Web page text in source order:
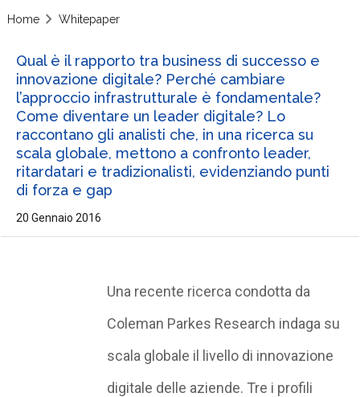
Home Whitepaper
Qual è il rapporto tra business di successo e
innovazione digitale? Perché cambiare
l’approccio infrastrutturale è fondamentale?
Come diventare un leader digitale? Lo
raccontano gli analisti che, in una ricerca su
scala globale, mettono a confronto leader,
ritardatari e tradizionalisti, evidenziando punti
di forza e gap
20 Gennaio 2016
Una recente ricerca condotta da
Coleman Parkes Research indaga su
scala globale il livello di innovazione
digitale delle aziende. Tre i profili